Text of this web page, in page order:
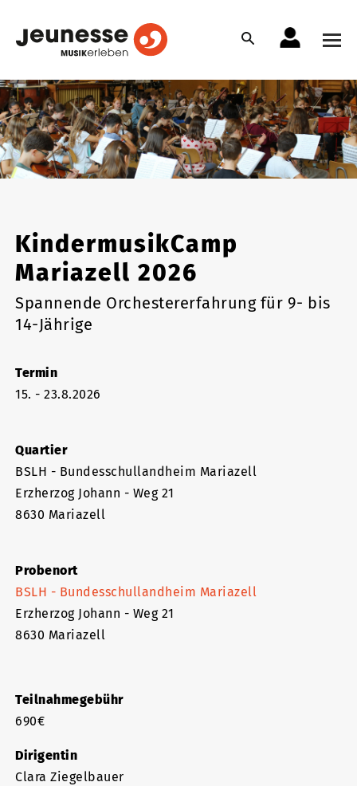
KindermusikCamp
Mariazell 2026
Spannende Orchestererfahrung für 9- bis
14-Jährige
Termin
15. - 23.8.2026
Quartier
BSLH - Bundesschullandheim Mariazell
Erzherzog Johann - Weg 21
8630 Mariazell
Probenort
BSLH - Bundesschullandheim Mariazell
Erzherzog Johann - Weg 21
8630 Mariazell
Teilnahmegebühr
690€
Dirigentin
Clara Ziegelbauer